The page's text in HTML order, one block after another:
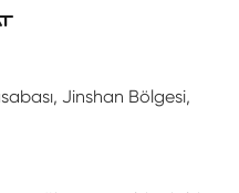
Jinshan Bölgesi,